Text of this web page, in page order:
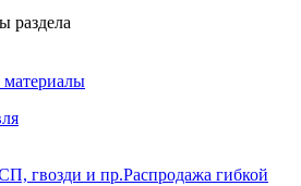
раздела
гвозди и пр.Распродажа гибкой